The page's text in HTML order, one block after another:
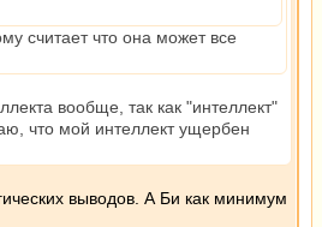
считает что она может все
вообще, так как "интеллект"
что мой интеллект ущербен
выводов. А Би как минимум